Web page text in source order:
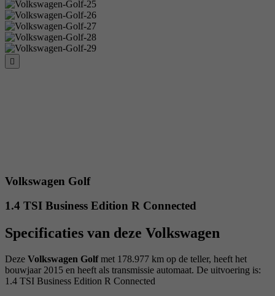
Volkswagen Golf
1.4 TSI Business Edition R Connected
Specificaties van deze Volkswagen
Deze Volkswagen Golfmet 178.977 km op de teller, heeft het
bouwjaar 2015 en heeft als transmissie automaat. De uitvoering is:
1.4 TSI Business Edition R Connected